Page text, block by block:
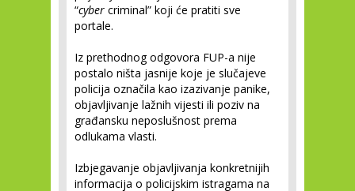
“cyber criminal” koji će pratiti sve
portale.
Iz prethodnog odgovora FUP-a nije
postalo ništa jasnije koje je slučajeve
policija označila kao izazivanje panike,
objavljivanje lažnih vijesti ili poziv na
građansku neposlušnost prema
odlukama vlasti.
Izbjegavanje objavljivanja konkretnijih
informacija o policijskim istragama na